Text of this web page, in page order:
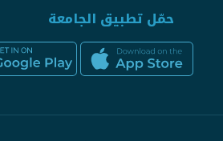
حمّل تطبيق الجامعة